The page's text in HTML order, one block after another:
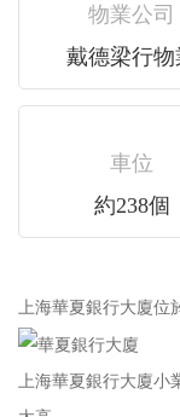
物業公司
戴德梁行物
車位
約238個
上海華夏銀行大廈位
上海華夏銀行大廈小